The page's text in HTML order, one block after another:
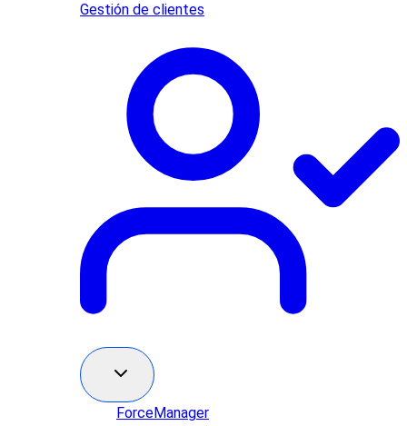
Gestión de clientes
ForceManager